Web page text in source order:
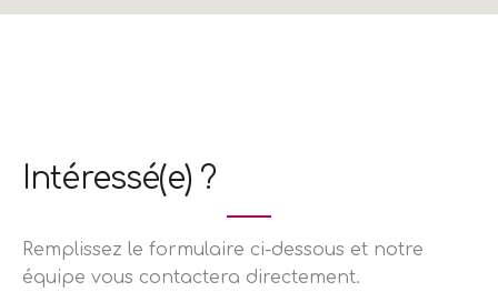
Intéressé(e) ?
Remplissez le formulaire ci-dessous et notre
équipe vous contactera directement.